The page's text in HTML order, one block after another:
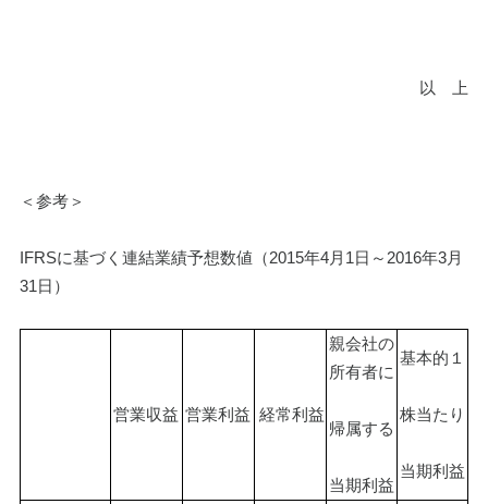
以　上
＜参考＞
IFRSに基づく連結業績予想数値（2015年4月1日～2016年3月
31日）
営業収益 営業利益 経常利益
親会社の
所有者に
帰属する
当期利益
基本的１
株当たり
当期利益